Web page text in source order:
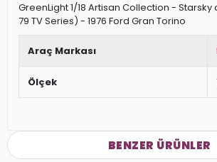
GreenLight 1/18 Artisan Collection - Starsky
79 TV Series) - 1976 Ford Gran Torino
Araç Markası
Ölçek
BENZER ÜRÜNLER